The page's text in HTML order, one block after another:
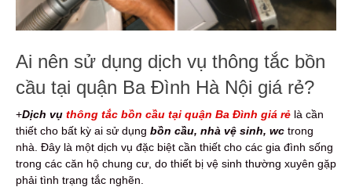
Ai nên sử dụng dịch vụ thông tắc bồn
cầu tại quận Ba Đình Hà Nội giá rẻ?
+Dịch vụ thông tắc bồn cầu tại quận Ba Đình giá rẻ là cần
thiết cho bất kỳ ai sử dụng bồn cầu, nhà vệ sinh, wc trong
nhà. Đây là một dịch vụ đặc biệt cần thiết cho các gia đình sống
trong các căn hộ chung cư, do thiết bị vệ sinh thường xuyên gặp
phải tình trạng tắc nghẽn.